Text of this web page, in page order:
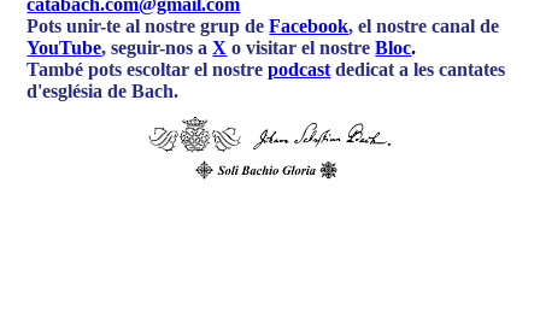
Pots unir-te al nostre grup deFacebook, el nostre canal de
YouTube, seguir-nos aX o visitar el nostreBloc.
També pots escoltar el nostrepodcast dedicat a les cantates
d'església de Bach.